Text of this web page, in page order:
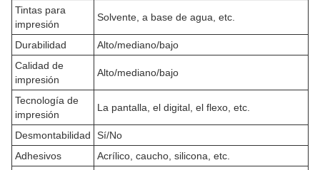
Tintas para
impresión
Solvente, a base de agua, etc.
Durabilidad
Alto/mediano/bajo
Calidad de
impresión
Alto/mediano/bajo
Tecnología de
impresión
La pantalla, el digital, el flexo, etc.
Desmontabilidad
Sí/No
Adhesivos
Acrílico, caucho, silicona, etc.